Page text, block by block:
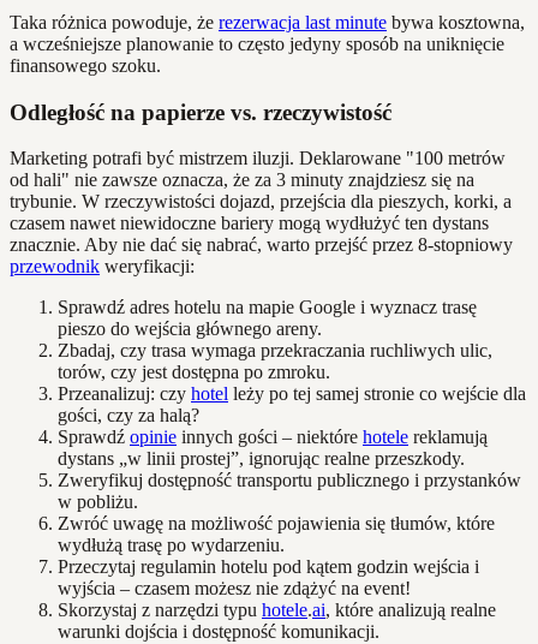
Taka różnica powoduje, że rezerwacja last minute bywa kosztowna,
a wcześniejsze planowanie to często jedyny sposób na uniknięcie
finansowego szoku.
Odległość na papierze vs. rzeczywistość
Marketing potrafi być mistrzem iluzji. Deklarowane "100 metrów
od hali" nie zawsze oznacza, że za 3 minuty znajdziesz się na
trybunie. W rzeczywistości dojazd, przejścia dla pieszych, korki, a
czasem nawet niewidoczne bariery mogą wydłużyć ten dystans
znacznie. Aby nie dać się nabrać, warto przejść przez 8-stopniowy
przewodnik weryfikacji:
Sprawdź adres hotelu na mapie Google i wyznacz trasę
pieszo do wejścia głównego areny.
Zbadaj, czy trasa wymaga przekraczania ruchliwych ulic,
torów, czy jest dostępna po zmroku.
Przeanalizuj: czy hotel leży po tej samej stronie co wejście dla
gości, czy za halą?
Sprawdź opinie innych gości – niektóre hotele reklamują
dystans „w linii prostej”, ignorując realne przeszkody.
Zweryfikuj dostępność transportu publicznego i przystanków
w pobliżu.
Zwróć uwagę na możliwość pojawienia się tłumów, które
wydłużą trasę po wydarzeniu.
Przeczytaj regulamin hotelu pod kątem godzin wejścia i
wyjścia – czasem możesz nie zdążyć na event!
Skorzystaj z narzędzi typu hotele.ai, które analizują realne
warunki dojścia i dostępność komunikacji.